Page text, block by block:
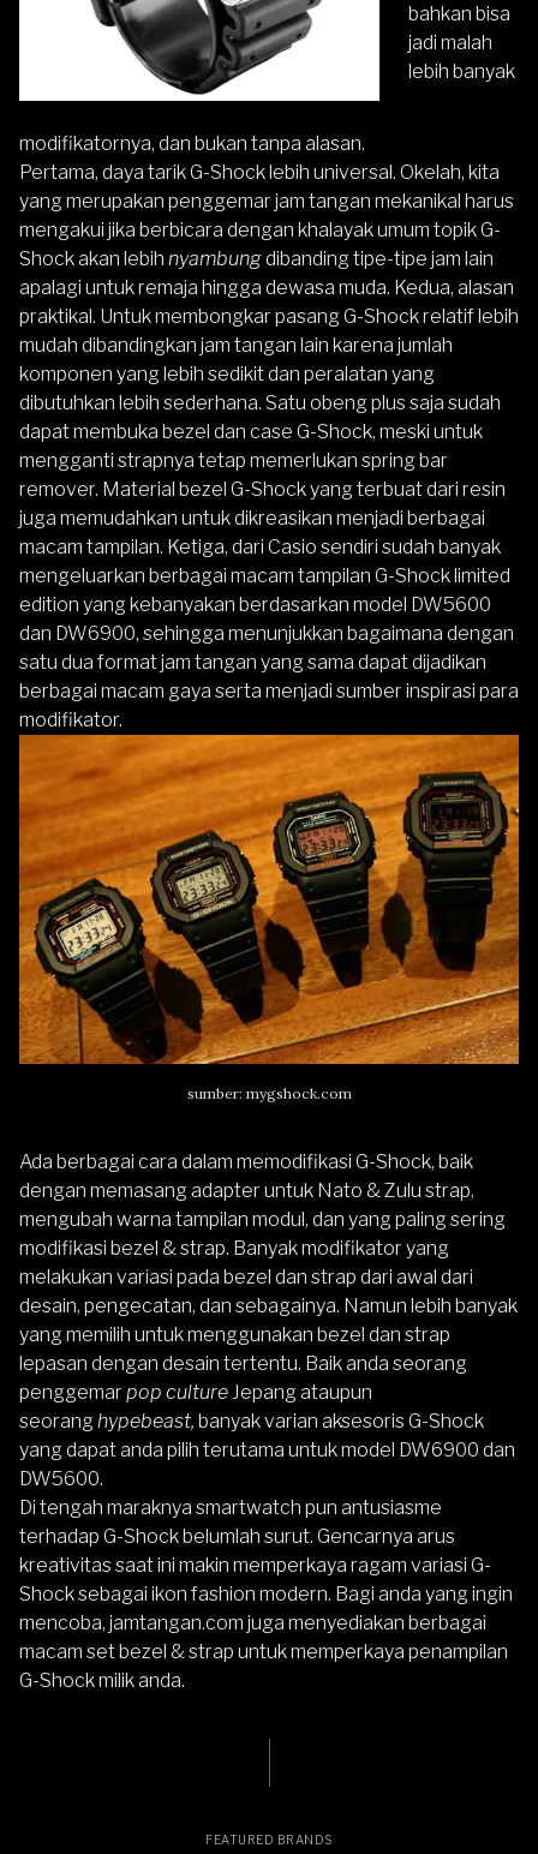
bahkan bisa
jadi malah
lebih banyak
modifikatornya, dan bukan tanpa alasan.
Pertama, daya tarik G-Shock lebih universal. Okelah, kita
yang merupakan penggemar jam tangan mekanikal harus
mengakui jika berbicara dengan khalayak umum topik G-
Shock akan lebih nyambungdibanding tipe-tipe jam lain
apalagi untuk remaja hingga dewasa muda. Kedua, alasan
praktikal. Untuk membongkar pasang G-Shock relatif lebih
mudah dibandingkan jam tangan lain karena jumlah
komponen yang lebih sedikit dan peralatan yang
dibutuhkan lebih sederhana. Satu obeng plus saja sudah
dapat membuka bezel dan case G-Shock, meski untuk
mengganti strapnya tetap memerlukan spring bar
remover. Material bezel G-Shock yang terbuat dari resin
juga memudahkan untuk dikreasikan menjadi berbagai
macam tampilan. Ketiga, dari Casio sendiri sudah banyak
mengeluarkan berbagai macam tampilan G-Shock limited
edition yang kebanyakan berdasarkan model DW5600
dan DW6900, sehingga menunjukkan bagaimana dengan
satu dua format jam tangan yang sama dapat dijadikan
berbagai macam gaya serta menjadi sumber inspirasi para
modifikator.
sumber: mygshock.com
Ada berbagai cara dalam memodifikasi G-Shock, baik
dengan memasang adapter untuk Nato & Zulu strap,
mengubah warna tampilan modul, dan yang paling sering
modifikasi bezel & strap. Banyak modifikator yang
melakukan variasi pada bezel dan strap dari awal dari
desain, pengecatan, dan sebagainya. Namun lebih banyak
yang memilih untuk menggunakan bezel dan strap
lepasan dengan desain tertentu. Baik anda seorang
penggemar pop cultureJepang ataupun
seorang hypebeast, banyak varian aksesoris G-Shock
yang dapat anda pilih terutama untuk model DW6900 dan
DW5600.
Di tengah maraknya smartwatch pun antusiasme
terhadap G-Shock belumlah surut. Gencarnya arus
kreativitas saat ini makin memperkaya ragam variasi G-
Shock sebagai ikon fashion modern. Bagi anda yang ingin
mencoba, jamtangan.com juga menyediakan berbagai
macam set bezel & strap untuk memperkaya penampilan
G-Shock milik anda.
FEATURED BRANDS